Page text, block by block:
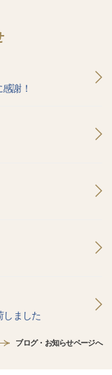
謝！
ました
ブログ・お知らせページへ